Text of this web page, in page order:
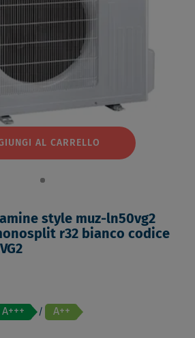
AL CARRELLO
style muz-ln50vg2
r32 bianco codice
A+++ / A++